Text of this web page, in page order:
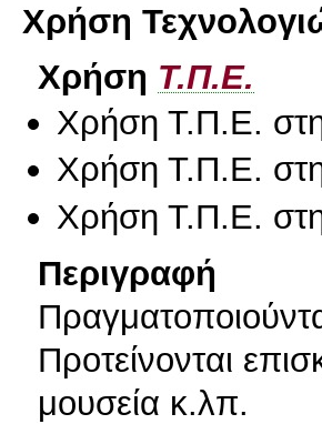
Χρήση
Χρήση Τ.Π.Ε.
Χρήση Τ.Π.Ε.
Χρήση Τ.Π.Ε.
Χρήση Τ.Π.Ε.
Περιγραφή
Προτείνονται
μουσεία κ.λπ.